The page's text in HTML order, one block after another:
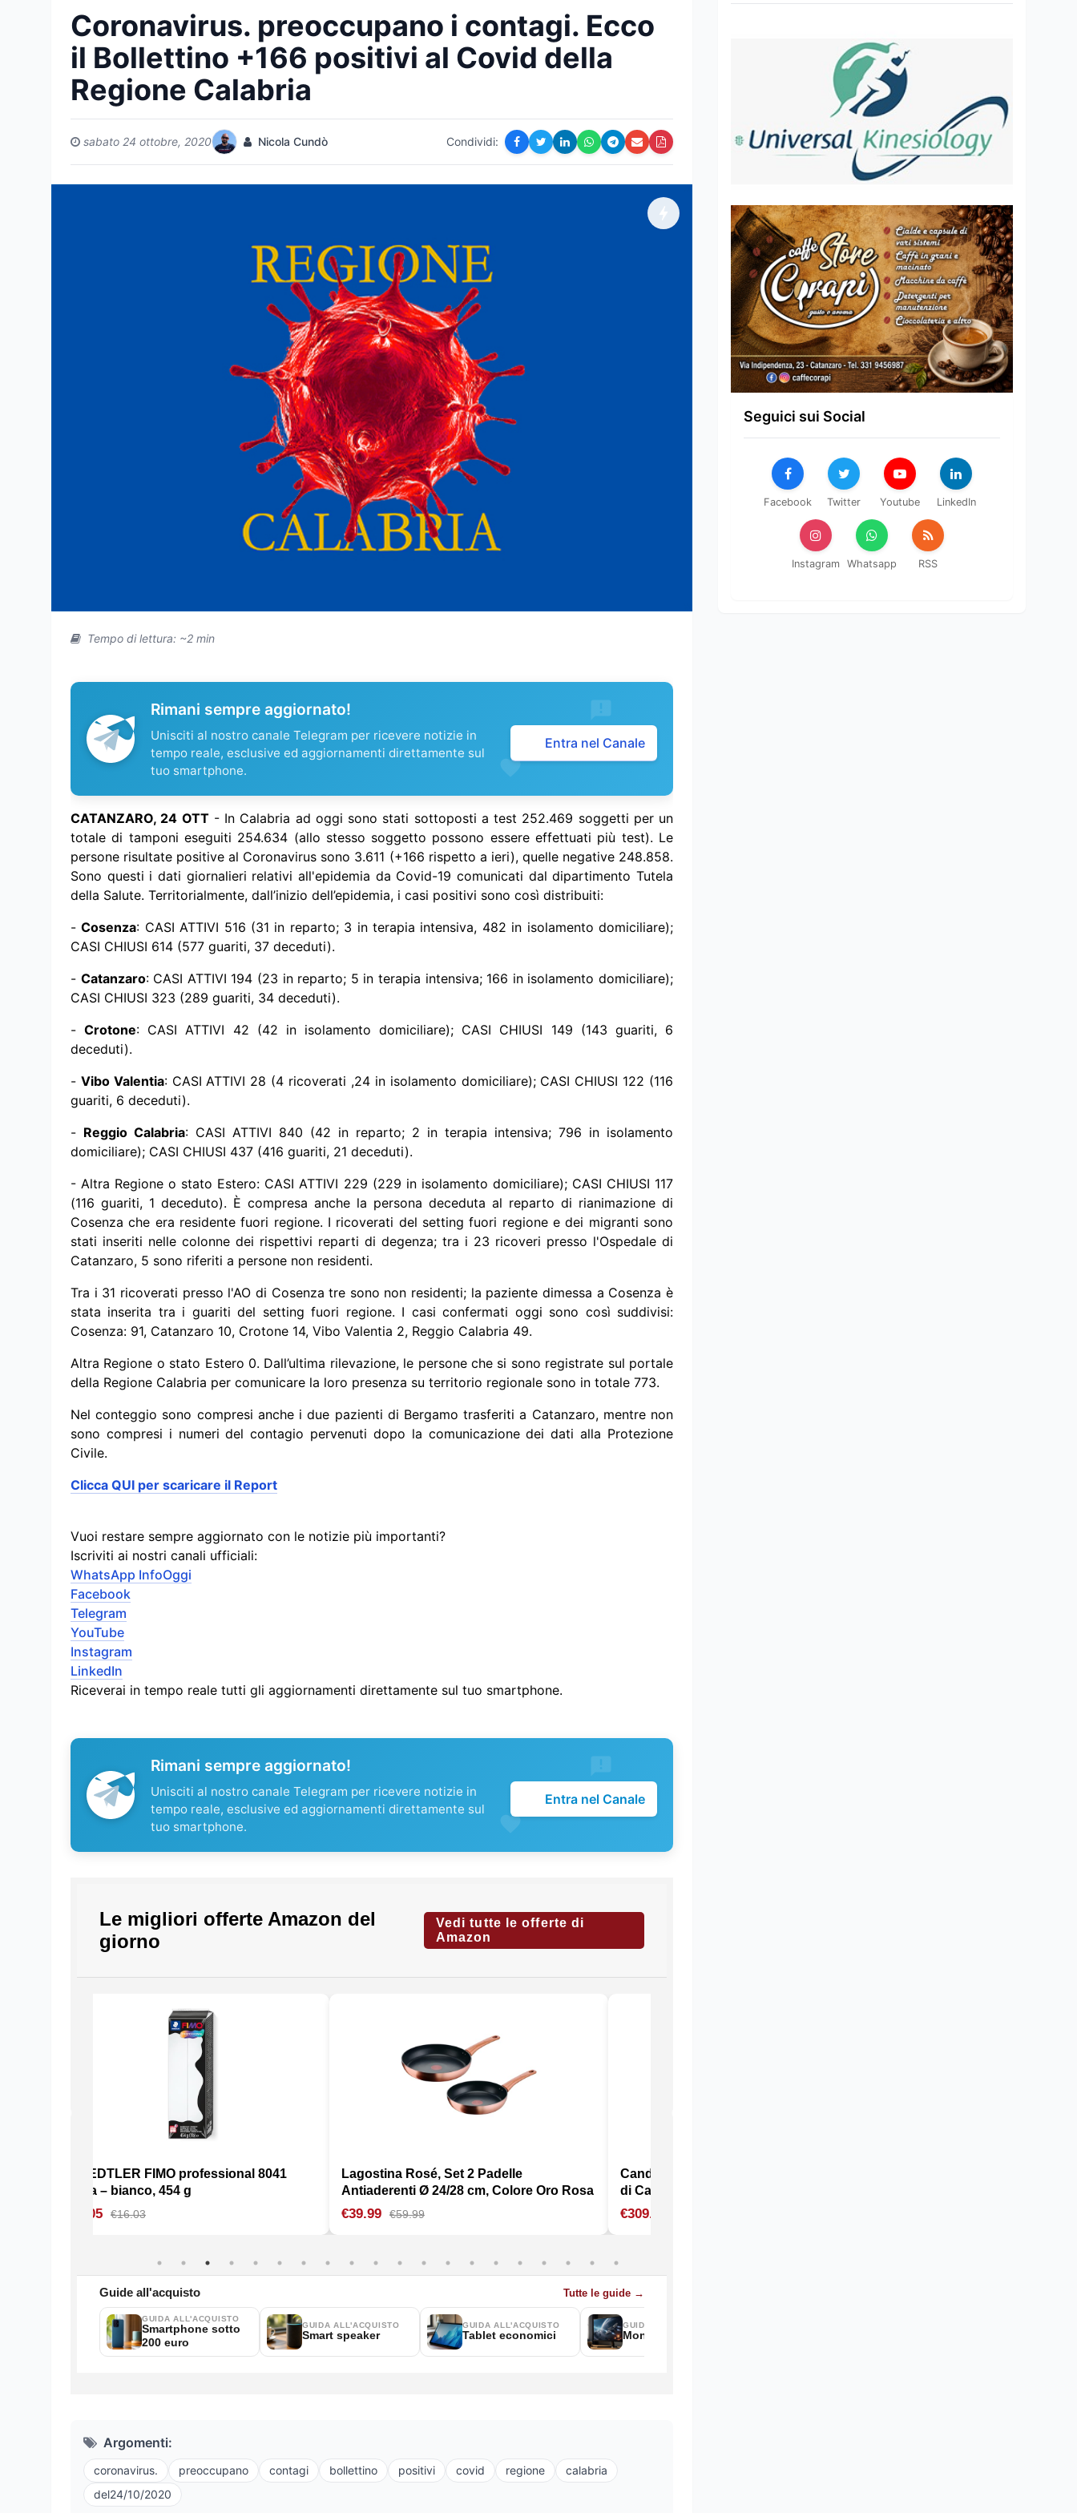
Coronavirus. preoccupano i contagi. Ecco
il Bollettino +166 positivi al Covid della
Regione Calabria
sabato 24 ottobre, 2020 Nicola Cundò Condividi:
Tempo di lettura: ~2 min
Rimani sempre aggiornato!
Unisciti al nostro canale Telegram per ricevere notizie in
tempo reale, esclusive ed aggiornamenti direttamente sul
tuo smartphone.
Entra nel Canale
CATANZARO, 24 OTT- In Calabria ad oggi sono stati sottoposti a test 252.469 soggetti per un
totale di tamponi eseguiti 254.634 (allo stesso soggetto possono essere effettuati più test). Le
persone risultate positive al Coronavirus sono 3.611 (+166 rispetto a ieri), quelle negative 248.858.
Sono questi i dati giornalieri relativi all'epidemia da Covid-19 comunicati dal dipartimento Tutela
della Salute. Territorialmente, dall’inizio dell’epidemia, i casi positivi sono così distribuiti:
-Cosenza: CASI ATTIVI 516 (31 in reparto; 3 in terapia intensiva, 482 in isolamento domiciliare);
CASI CHIUSI 614 (577 guariti, 37 deceduti).
- Catanzaro: CASI ATTIVI 194 (23 in reparto; 5 in terapia intensiva; 166 in isolamento domiciliare);
CASI CHIUSI 323 (289 guariti, 34 deceduti).
-Crotone: CASI ATTIVI 42 (42 in isolamento domiciliare); CASI CHIUSI 149 (143 guariti, 6
deceduti).
- Vibo Valentia: CASI ATTIVI 28 (4 ricoverati ,24 in isolamento domiciliare); CASI CHIUSI 122 (116
guariti, 6 deceduti).
- Reggio Calabria: CASI ATTIVI 840 (42 in reparto; 2 in terapia intensiva; 796 in isolamento
domiciliare); CASI CHIUSI 437 (416 guariti, 21 deceduti).
- Altra Regione o stato Estero: CASI ATTIVI 229 (229 in isolamento domiciliare); CASI CHIUSI 117
(116 guariti, 1 deceduto). È compresa anche la persona deceduta al reparto di rianimazione di
Cosenza che era residente fuori regione. I ricoverati del setting fuori regione e dei migranti sono
stati inseriti nelle colonne dei rispettivi reparti di degenza; tra i 23 ricoveri presso l'Ospedale di
Catanzaro, 5 sono riferiti a persone non residenti.
Tra i 31 ricoverati presso l'AO di Cosenza tre sono non residenti; la paziente dimessa a Cosenza è
stata inserita tra i guariti del setting fuori regione. I casi confermati oggi sono così suddivisi:
Cosenza: 91, Catanzaro 10, Crotone 14, Vibo Valentia 2, Reggio Calabria 49.
Altra Regione o stato Estero 0. Dall’ultima rilevazione, le persone che si sono registrate sul portale
della Regione Calabria per comunicare la loro presenza su territorio regionale sono in totale 773.
Nel conteggio sono compresi anche i due pazienti di Bergamo trasferiti a Catanzaro, mentre non
sono compresi i numeri del contagio pervenuti dopo la comunicazione dei dati alla Protezione
Civile.
Clicca QUI per scaricare il Report
Vuoi restare sempre aggiornato con le notizie più importanti?
Iscriviti ai nostri canali ufficiali:
WhatsApp InfoOggi
Facebook
Telegram
YouTube
Instagram
LinkedIn
Riceverai in tempo reale tutti gli aggiornamenti direttamente sul tuo smartphone.
Rimani sempre aggiornato!
Unisciti al nostro canale Telegram per ricevere notizie in
tempo reale, esclusive ed aggiornamenti direttamente sul
tuo smartphone.
Entra nel Canale
Argomenti:
coronavirus. preoccupano contagi bollettino positivi covid regione
calabria
del24/10/2020
Seguici sui Social
Facebook Twitter Youtube LinkedIn
Instagram Whatsapp RSS